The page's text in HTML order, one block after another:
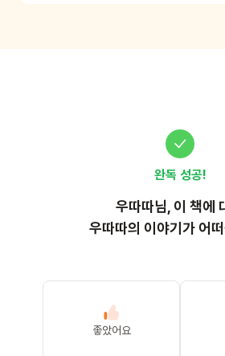
완독 성공!
우따따님, 이 책에
우따따의 이야기가 어
좋았어요